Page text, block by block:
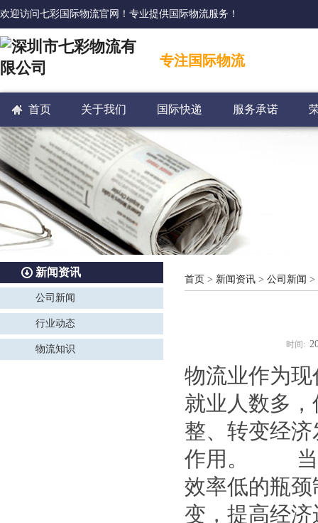
欢迎访问七彩国际物流官网！专业提供国际物流服务！
专注国际物流
首页 关于我们 国际快递 服务承诺
新闻资讯
公司新闻
行业动态
物流知识
首页 > 新闻资讯 > 公司新闻 >
时间:
物流业作为
就业人数多
整、转变经
作用。 当前
效率低的瓶
变，提高经